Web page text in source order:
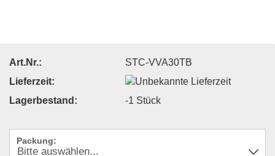
Art.Nr.:
STC-VVA30TB
Lieferzeit:
Lagerbestand:
-1 Stück
Packung: